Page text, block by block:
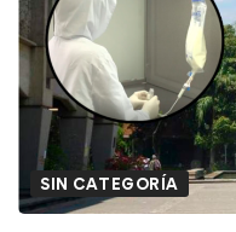
SIN CATEGORÍA